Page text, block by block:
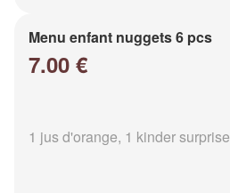
Menu enfant nuggets 6 pcs
7.00 €
1 jus d'orange, 1 kinder surprise